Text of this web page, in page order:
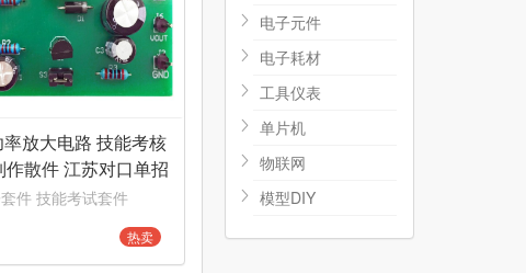
率放大电路 技能考核
作散件 江苏对口单招
件 技能考试套件
热卖
电子元件
电子耗材
工具仪表
单片机
物联网
模型DIY